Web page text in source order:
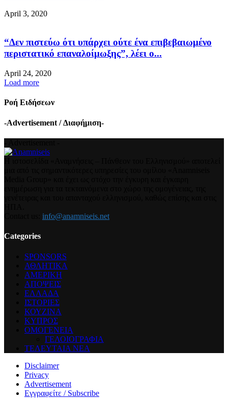
April 3, 2020
“Δεν πιστεύω ότι υπάρχει ούτε ένα επιβεβαιωμένο
περιστατικό επαναλοίμωξης”, λέει ο...
April 24, 2020
Load more
Ροή Ειδήσεων
-Advertisement / Διαφήμιση-
info@anamniseis.net
Categories
SPONSORS
ΑΘΛΗΤΙΚΑ
ΑΜΕΡΙΚΗ
ΑΠΟΨΕΙΣ
ΕΛΛΑΔΑ
ΙΣΤΟΡΙΕΣ
ΚΟΥΖΙΝΑ
ΚΥΠΡΟΣ
ΟΜΟΓΕΝΕΙΑ
ΓΕΛΟΙΟΓΡΑΦΙΑ
ΤΕΛΕΥΤΑΙΑ ΝΕΑ
Disclaimer
Privacy
Advertisement
Εγγραφείτε / Subscribe